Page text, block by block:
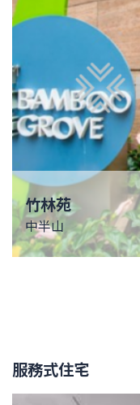
竹林苑
中半山
服務式住宅